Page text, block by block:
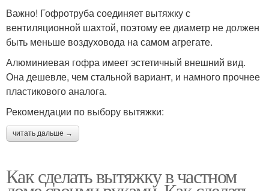
Важно! Гофротруба соединяет вытяжку с
вентиляционной шахтой, поэтому ее диаметр не должен
быть меньше воздуховода на самом агрегате.
Алюминиевая гофра имеет эстетичный внешний вид.
Она дешевле, чем стальной вариант, и намного прочнее
пластикового аналога.
Рекомендации по выбору вытяжки:
читать дальше →
Как сделать вытяжку в частном